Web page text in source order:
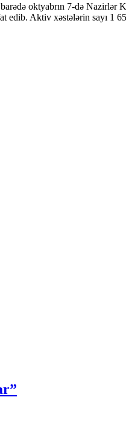
oktyabrın 7-də Nazirlər
edib. Aktiv xəstələrin sayı 1